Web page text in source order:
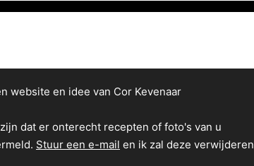
website en idee van Cor Kevenaar
dat er onterecht recepten of foto's van u
Stuur een e-mail en ik zal deze verwijderen